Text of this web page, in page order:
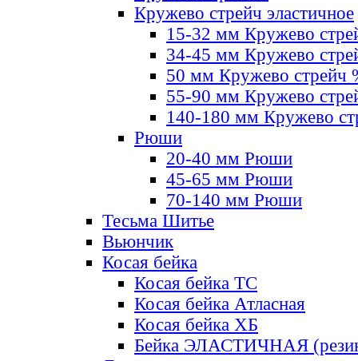
Кружево стрейч эластичное
15-32 мм Кружево
34-45 мм Кружево
50 мм Кружево стрейч
55-90 мм Кружево
140-180 мм Кружево
Рюши
20-40 мм Рюши
45-65 мм Рюши
70-140 мм Рюши
Тесьма Шитье
Вьюнчик
Косая бейка
Косая бейка ТС
Косая бейка Атласная
Косая бейка ХБ
Бейка ЭЛАСТИЧНАЯ